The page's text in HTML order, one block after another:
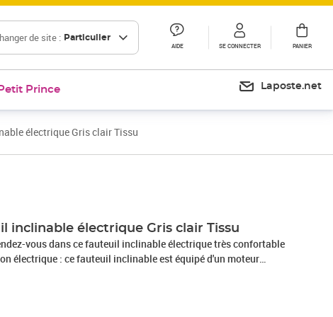
de site : Particulier
AIDE SE CONNECTER PANIER
Prince Laposte.net
électrique Gris clair Tissu
inclinable électrique Gris clair Tissu
vous dans ce fauteuil inclinable électrique très confortable
électrique : ce fauteuil inclinable est équipé d'un moteur
régler automatiquement le repose-pied et le dossier dans
Cette fonction permet une inclinaison maximale de 135